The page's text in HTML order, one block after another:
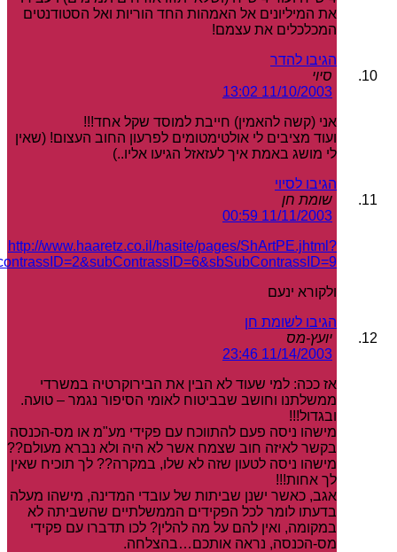
את המיליונים אל האמהות החד הוריות ואל הסטודנטים
המכלכלים את עצמם!
הגיבו להדר
סיוי
11/10/2003 13:02
אני (קשה להאמין) חייבת למוסד שקל אחד!!!
ועוד מציבים לי אולטימטומים לפרעון החוב העצום! (שאין
לי מושג באמת איך לעזאזל הגיעו אליו..)
הגיבו לסיוי
שומת חן
11/11/2003 00:59
http://www.haaretz.co.il/hasite/pages/ShArtPE.jhtml?
ולקורא ינעם
הגיבו לשומת חן
יועץ-מס
11/14/2003 23:46
אז ככה: למי שעוד לא הבין את הבירוקרטיה במשרדי
ממשלתנו וחושב שבביטוח לאומי הסיפור נגמר – טועה.
ובגדול!!!
מישהו ניסה פעם להתווכח עם פקידי מע"מ או מס-הכנסה
בקשר לאיזה חוב שצמח אשר לא היה ולא נברא מעולם??
מישהו ניסה לטעון שזה לא שלו, במקרה?? לך תוכיח שאין
לך אחות!!!
אגב, כאשר ישנן שביתות של עובדי המדינה, מישהו מעלה
בדעתו לומר לכל הפקידים הממשלתיים שהשביתה לא
במקומה, ואין להם על מה להלין? לכו תדברו עם פקידי
מס-הכנסה, נראה אותכם…בהצלחה.